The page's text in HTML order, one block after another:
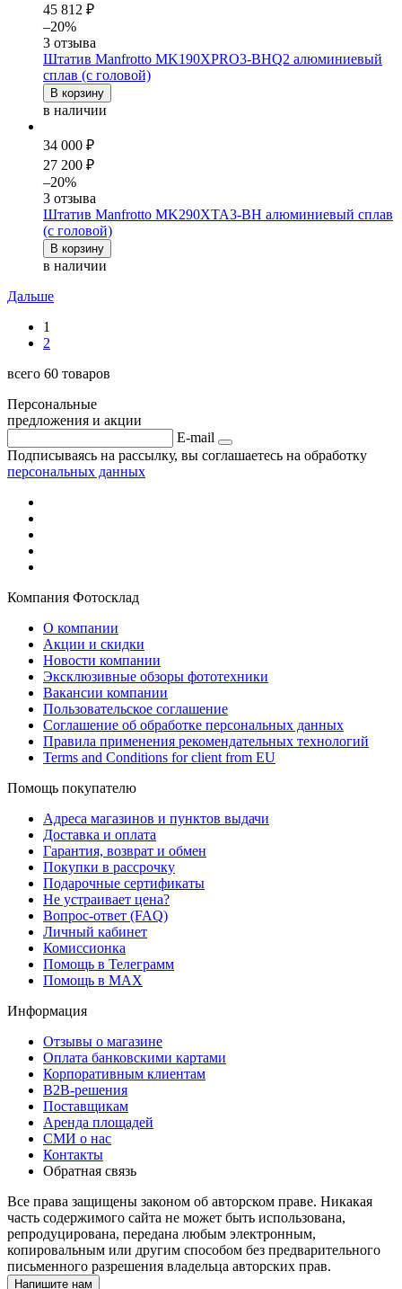
45 812 ₽
–20%
3 отзыва
Штатив Manfrotto MK190XPRO3-BHQ2 алюминиевый
сплав (с головой)
В корзину
в наличии
34 000 ₽
27 200 ₽
–20%
3 отзыва
Штатив Manfrotto MK290XTA3-BH алюминиевый сплав
(с головой)
В корзину
в наличии
Дальше
1
2
всего 60 товаров
Персональные
предложения и акции
E-mail
Подписываясь на рассылку, вы соглашаетесь на обработку
персональных данных
Компания Фотосклад
О компании
Акции и скидки
Новости компании
Эксклюзивные обзоры фототехники
Вакансии компании
Пользовательское соглашение
Соглашение об обработке персональных данных
Правила применения рекомендательных технологий
Terms and Conditions for client from EU
Помощь покупателю
Адреса магазинов и пунктов выдачи
Доставка и оплата
Гарантия, возврат и обмен
Покупки в рассрочку
Подарочные сертификаты
Не устраивает цена?
Вопрос-ответ (FAQ)
Личный кабинет
Комиссионка
Помощь в Телеграмм
Помощь в MAX
Информация
Отзывы о магазине
Оплата банковскими картами
Корпоративным клиентам
B2B-решения
Поставщикам
Аренда площадей
СМИ о нас
Контакты
Обратная связь
Все права защищены законом об авторском праве. Никакая
часть содержимого сайта не может быть использована,
репродуцирована, передана любым электронным,
копировальным или другим способом без предварительного
письменного разрешения владельца авторских прав.
Напишите нам